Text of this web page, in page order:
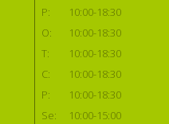
P:
10:00-18:30
O:
10:00-18:30
T:
10:00-18:30
C:
10:00-18:30
P:
10:00-18:30
Se:
10:00-15:00